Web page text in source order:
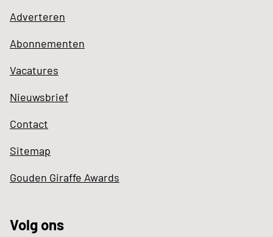
Adverteren
Abonnementen
Vacatures
Nieuwsbrief
Contact
Sitemap
Gouden Giraffe Awards
Volg ons